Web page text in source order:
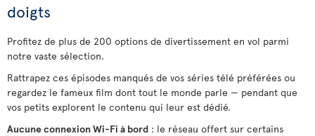
doigts
Profitez de plus de 200 options de divertissement en vol parmi
notre vaste sélection.
Rattrapez ces épisodes manqués de vos séries télé préférées ou
regardez le fameux film dont tout le monde parle — pendant que
vos petits explorent le contenu qui leur est dédié.
Aucune connexion Wi-Fi à bord : le réseau offert sur certains